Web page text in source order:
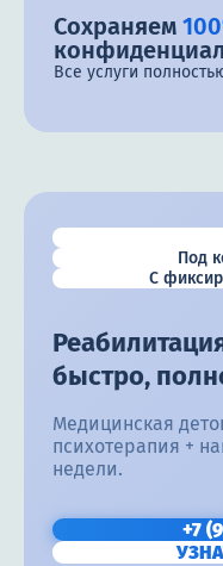
Сохраняем
Все услуги
Под
С
быстро,
Медицинская
психотерапия +
недели.
+7